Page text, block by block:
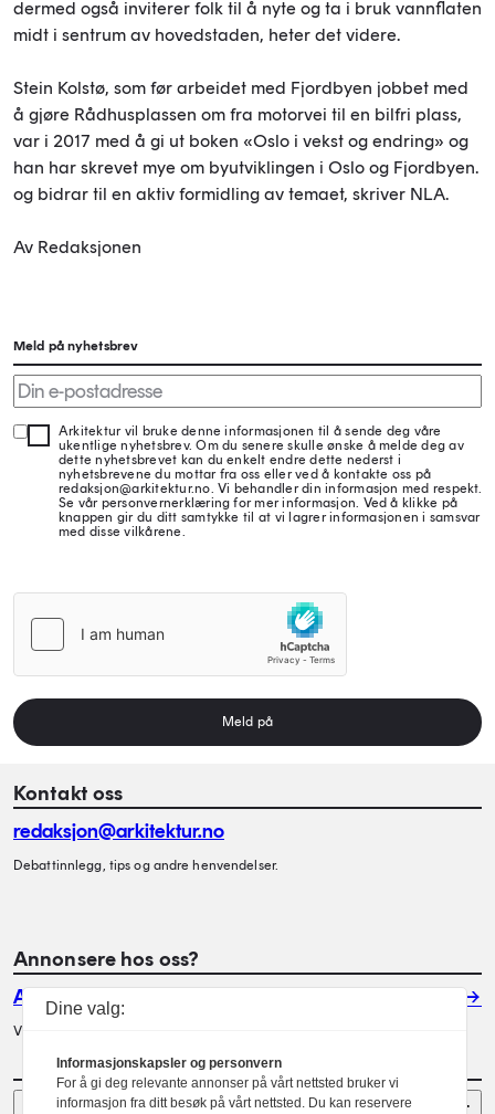
dermed også inviterer folk til å nyte og ta i bruk vannflaten
midt i sentrum av hovedstaden, heter det videre.
Stein Kolstø, som før arbeidet med Fjordbyen jobbet med
å gjøre Rådhusplassen om fra motorvei til en bilfri plass,
var i 2017 med å gi ut boken «Oslo i vekst og endring» og
han har skrevet mye om byutviklingen i Oslo og Fjordbyen.
og bidrar til en aktiv formidling av temaet, skriver NLA.
Av Redaksjonen
Meld på nyhetsbrev
Arkitektur vil bruke denne informasjonen til å sende deg våre
ukentlige nyhetsbrev. Om du senere skulle ønske å melde deg av
dette nyhetsbrevet kan du enkelt endre dette nederst i
nyhetsbrevene du mottar fra oss eller ved å kontakte oss på
redaksjon@arkitektur.no. Vi behandler din informasjon med respekt.
Se vår personvernerklæring for mer informasjon. Ved å klikke på
knappen gir du ditt samtykke til at vi lagrer informasjonen i samsvar
med disse vilkårene.
Meld på
Kontakt oss
redaksjon@arkitektur.no
Debattinnlegg, tips og andre henvendelser.
Annonsere hos oss?
Annonser
Vil du annonsere i Arkitektur? Les mer her.
Sider
Dine valg:
Informasjonskapsler og personvern
For å gi deg relevante annonser på vårt nettsted bruker vi
informasjon fra ditt besøk på vårt nettsted. Du kan reservere